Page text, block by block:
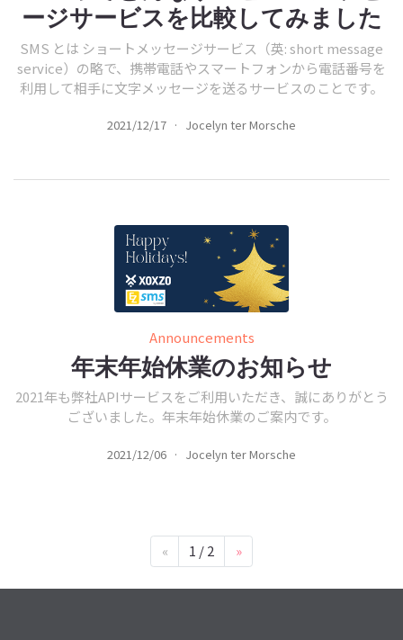
ージサービスを比較してみました
SMS とは ショートメッセージサービス（英: short message
service）の略で、携帯電話やスマートフォンから電話番号を
利用して相手に文字メッセージを送るサービスのことです。
2021/12/17 · Jocelyn ter Morsche
Announcements
年末年始休業のお知らせ
2021年も弊社APIサービスをご利用いただき、誠にありがとう
ございました。年末年始休業のご案内です。
2021/12/06 · Jocelyn ter Morsche
« 1 / 2 »